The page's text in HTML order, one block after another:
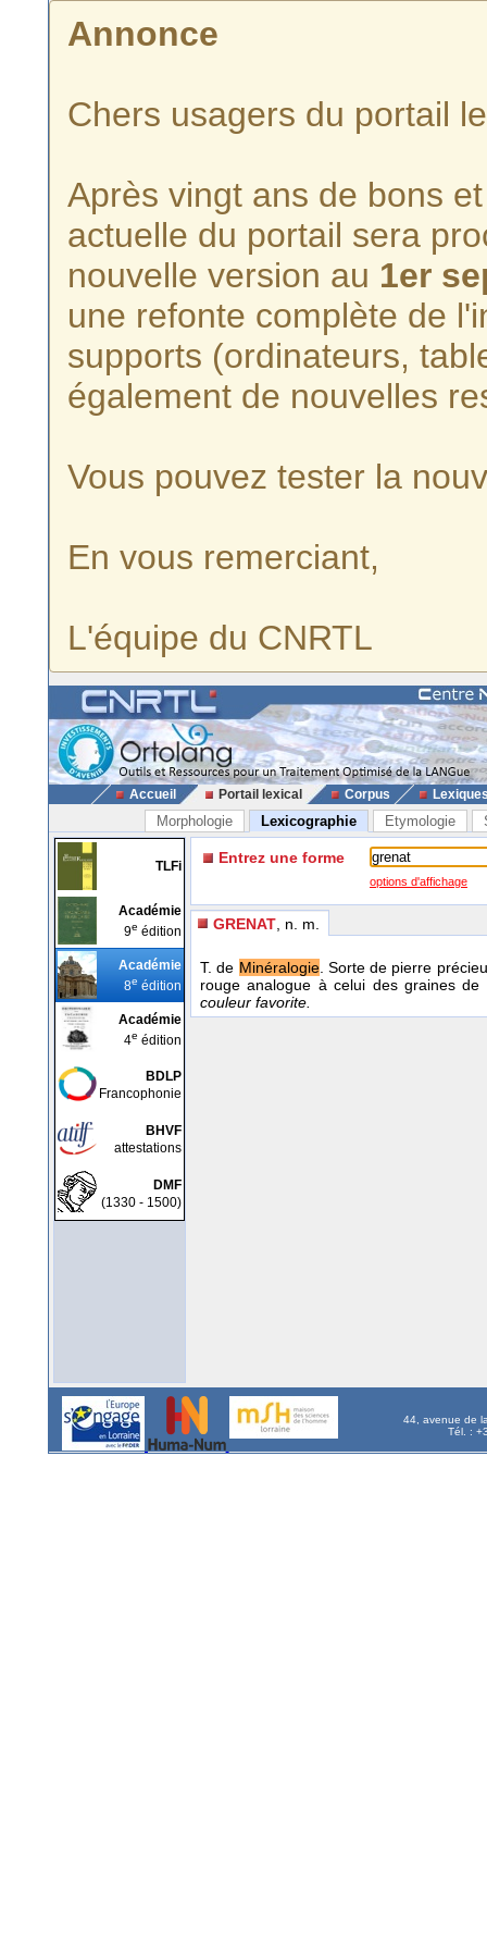
Annonce
Chers usagers du portail
Après vingt ans de bons
actuelle du portail sera
nouvelle version au 1er
une refonte complète de
supports (ordinateurs,
également de nouvelles
Vous pouvez tester la
En vous remerciant,
L'équipe du CNRTL
Accueil Portail lexical Corpus
Morphologie Lexicographie Etymologie
TLFi
Académie
9e édition
Académie
8e édition
Académie
4e édition
BDLP
Francophonie
BHVF
attestations
DMF
(1330 - 1500)
Entrez une forme
options d'affichage
GRENAT , n. m.
T. de Minéralogie. Sorte de pierre
rouge analogue à celui des graines
couleur favorite.
44, avenue de
Tél. :